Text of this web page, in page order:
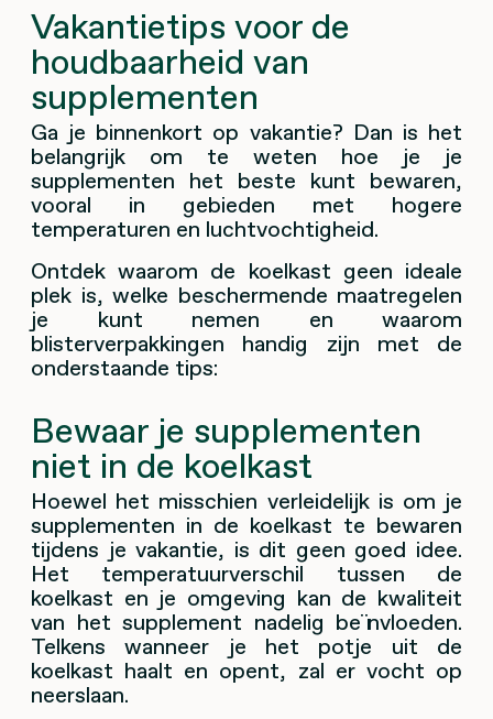
Vakantietips voor de
houdbaarheid van
supplementen
Ga je binnenkort op vakantie? Dan is het
belangrijk om te weten hoe je je
supplementen het beste kunt bewaren,
vooral in gebieden met hogere
temperaturen en luchtvochtigheid.
Ontdek waarom de koelkast geen ideale
plek is, welke beschermende maatregelen
je kunt nemen en waarom
blisterverpakkingen handig zijn met de
onderstaande tips:
Bewaar je supplementen
niet in de koelkast
Hoewel het misschien verleidelijk is om je
supplementen in de koelkast te bewaren
tijdens je vakantie, is dit geen goed idee.
Het temperatuurverschil tussen de
koelkast en je omgeving kan de kwaliteit
van het supplement nadelig beïnvloeden.
Telkens wanneer je het potje uit de
koelkast haalt en opent, zal er vocht op
neerslaan.